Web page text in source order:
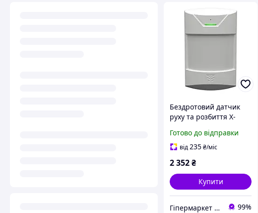
Бездротовий датчик
руху та розбиття X-
Готово до відправки
від235₴/міс
2 352₴
Купити
Гіпермаркет Безпеки Bezpeka-SHOP 99%